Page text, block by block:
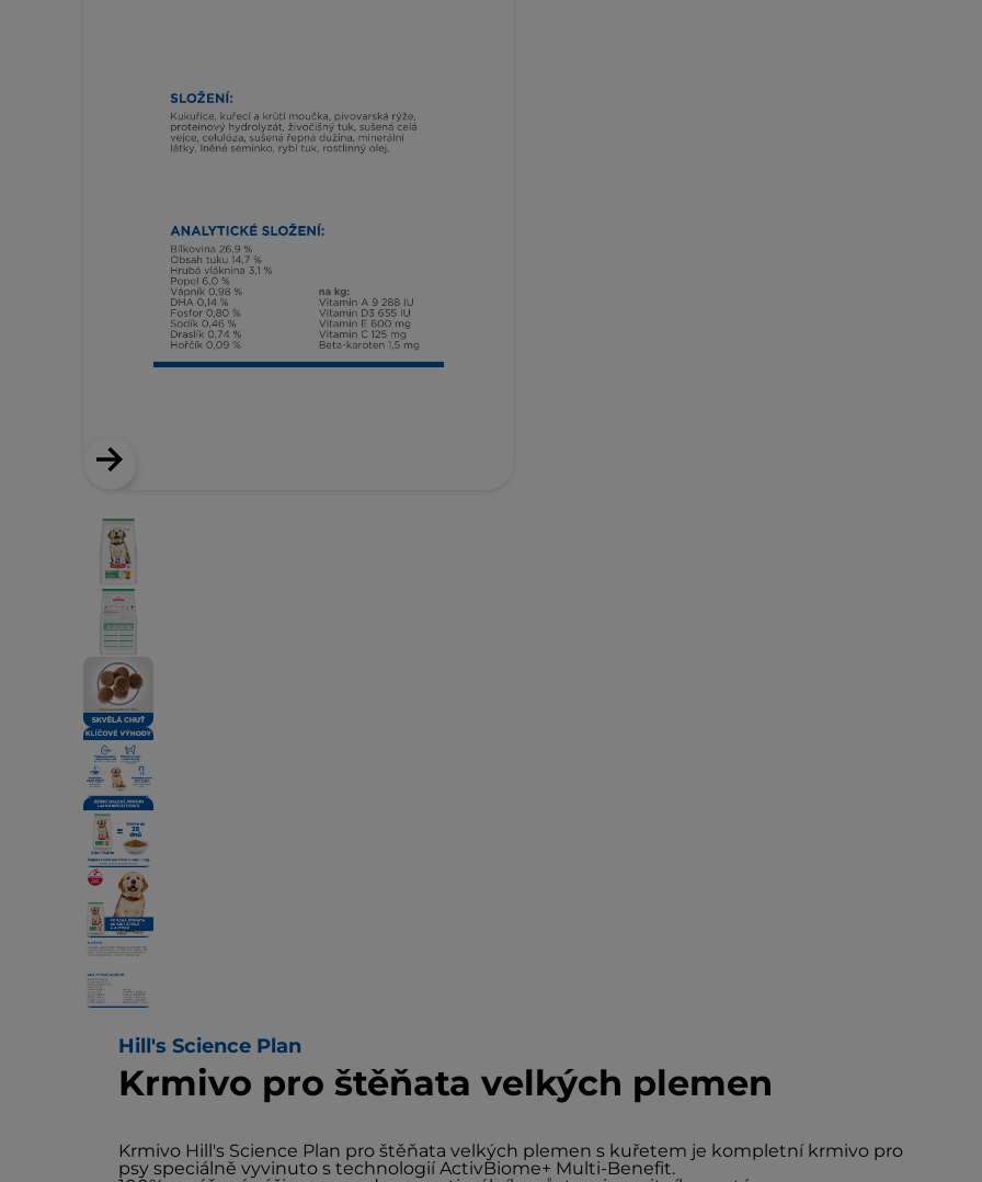
Hill's Science Plan
Krmivo pro štěňata velkých plemen
Krmivo Hill's Science Plan pro štěňata velkých plemen s kuřetem je kompletní krmivo pro
psy speciálně vyvinuto s technologií ActivBiome+ Multi-Benefit.